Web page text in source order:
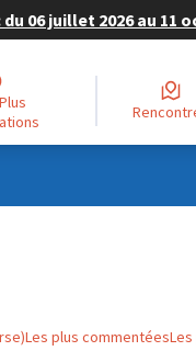
06 juillet 2026 au 11
Les plus commentées